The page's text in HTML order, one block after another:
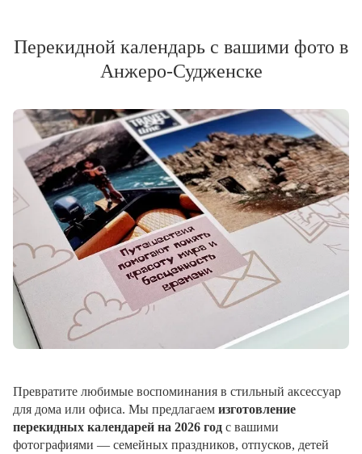
Перекидной календарь с вашими фото в
Анжеро-Судженске
Превратите любимые воспоминания в стильный аксессуар
для дома или офиса. Мы предлагаем изготовление
перекидных календарей на 2026 год с вашими
фотографиями — семейных праздников, отпусков, детей